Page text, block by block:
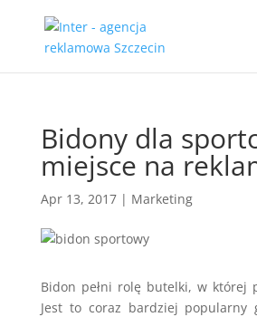
Bidony dla
miejsce na
Apr 13, 2017| Marketing
Bidon pełni rolę butelki, w której
Jest to coraz bardziej popularny